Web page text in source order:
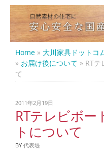
Home » 大川家具ドットコ
» お届け後について » RTテ
て
2011年2月19日
RTテレビボー
トについて
BY 代表堤